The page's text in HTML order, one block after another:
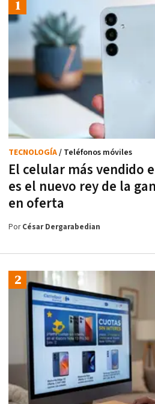
El celular más vendido
es el nuevo rey de la
en oferta
TECNOLOGÍA/ Teléfonos móviles
PorCésar Dergarabedian